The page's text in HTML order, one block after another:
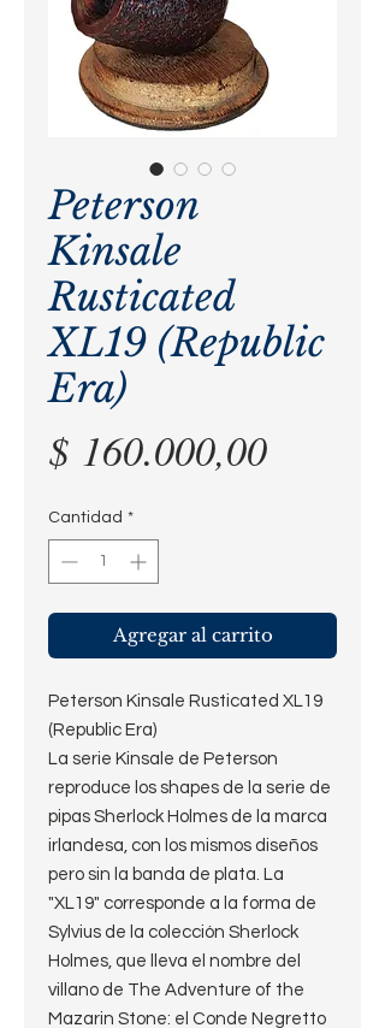
Peterson
Kinsale
Rusticated
XL19 (Republic
Era)
$ 160.000,00Precio
Cantidad *
Agregar al carrito
Peterson Kinsale Rusticated XL19
(Republic Era)
La serie Kinsale de Peterson
reproduce los shapes de la serie de
pipas Sherlock Holmes de la marca
irlandesa, con los mismos diseños
pero sin la banda de plata. La
"XL19" corresponde a la forma de
Sylvius de la colección Sherlock
Holmes, que lleva el nombre del
villano de The Adventure of the
Mazarin Stone: el Conde Negretto